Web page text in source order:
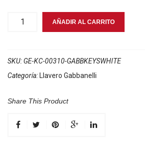
Llavero
AÑADIR AL CARRITO
SKU: GE-KC-00310-GABBKEYSWHITE
Categoría: Llavero Gabbanelli
Share This Product